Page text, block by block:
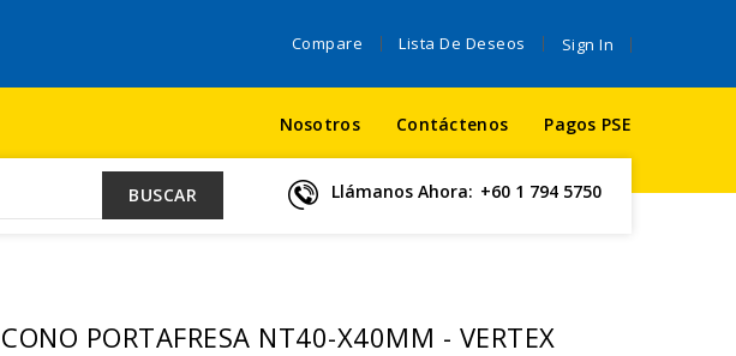
Sign In
Lista De Deseos
Compare
Nosotros Contáctenos Pagos PSE
BUSCAR Llámanos Ahora: +60 1 794 5750
CONO PORTAFRESA NT40-X40MM - VERTEX